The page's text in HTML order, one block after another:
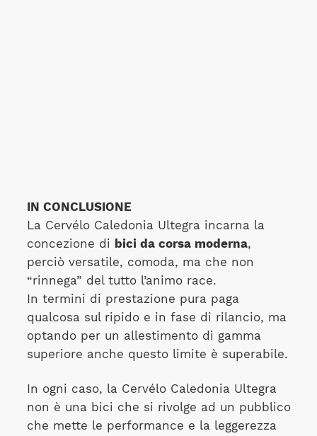
IN CONCLUSIONE
La Cervélo Caledonia Ultegra incarna la
concezione di bici da corsa moderna,
perciò versatile, comoda, ma che non
“rinnega” del tutto l’animo race.
In termini di prestazione pura paga
qualcosa sul ripido e in fase di rilancio, ma
optando per un allestimento di gamma
superiore anche questo limite è superabile.
In ogni caso, la Cervélo Caledonia Ultegra
non è una bici che si rivolge ad un pubblico
che mette le performance e la leggerezza